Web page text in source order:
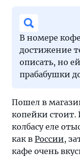
В номере
достижение
описать, но
прабабушки
Пошел в
копейки стоит.
колбасу еле
как в России,
кафе очень